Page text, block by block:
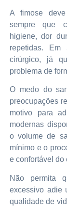
A fimose
sempre que
higiene, dor
repetidas. Em
cirúrgico, já
problema de
O medo do
preocupações
motivo para
modernas
o volume de
mínimo e o
e confortável do
Não permita
excessivo adie
qualidade de